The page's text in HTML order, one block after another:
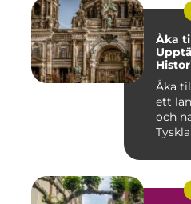
Åka
Åka
ett
och